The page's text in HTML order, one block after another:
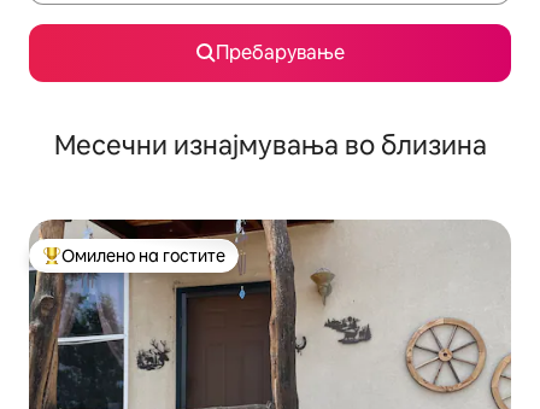
Пребарување
Месечни изнајмувања во близина
Меѓу најуспешните „Омилени на гостите“
Омилено на гостите